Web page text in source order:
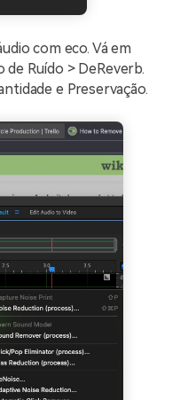
com eco. Vá em
Ruído > DeReverb.
e Preservação.